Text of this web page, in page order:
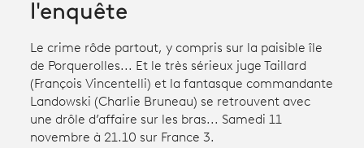
Participer et assister à une émission
À votre écoute
Productions et innovation
Programme tv
l'enquête
Le crime rôde partout, y compris sur la paisible île
de Porquerolles... Et le très sérieux juge Taillard
(François Vincentelli) et la fantasque commandante
Landowski (Charlie Bruneau) se retrouvent avec
une drôle d’affaire sur les bras... Samedi 11
novembre à 21.10 sur France 3.